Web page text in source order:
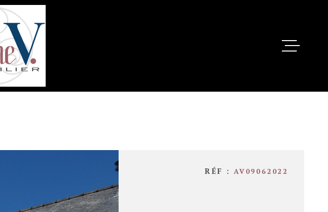
ACHETER
CONTACT
RÉF : AV09062022